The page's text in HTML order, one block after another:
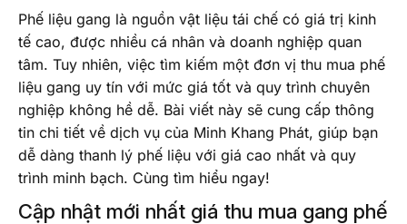
Phế liệu gang là nguồn vật liệu tái chế có giá trị kinh
tế cao, được nhiều cá nhân và doanh nghiệp quan
tâm. Tuy nhiên, việc tìm kiếm một đơn vị thu mua phế
liệu gang uy tín với mức giá tốt và quy trình chuyên
nghiệp không hề dễ. Bài viết này sẽ cung cấp thông
tin chi tiết về dịch vụ của Minh Khang Phát, giúp bạn
dễ dàng thanh lý phế liệu với giá cao nhất và quy
trình minh bạch. Cùng tìm hiểu ngay!
Cập nhật mới nhất giá thu mua gang phế